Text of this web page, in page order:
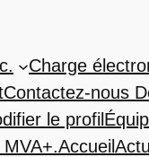
Charge
Contactez-nous
le profil
Accueil